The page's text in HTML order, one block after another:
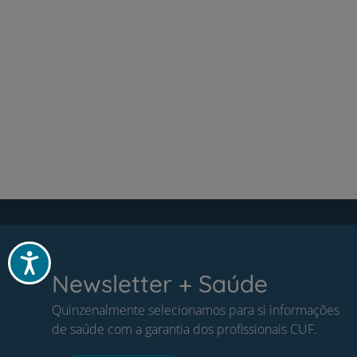
Acessibilidade
Newsletter + Saúde
Quinzenalmente selecionamos para si informações
de saúde com a garantia dos profissionais CUF.